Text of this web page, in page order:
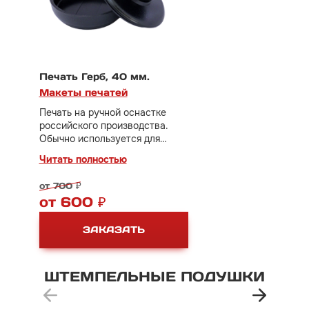
Печать Герб, 40 мм.
Макеты печатей
Читать полностью
Печать на ручной оснастке
российского производства.
Обычно используется для
В стоимость включено
500 руб.
Дополнительно потребуется
от 700 ₽
от 600 ₽
ЗАКАЗАТЬ
ШТЕМПЕЛЬНЫЕ ПОДУШКИ